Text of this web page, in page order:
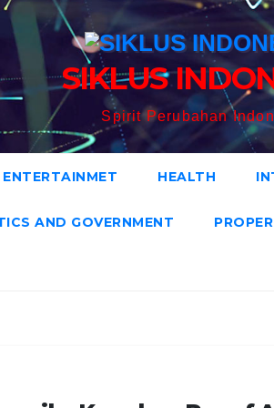
SIKLUS
Spirit Perubahan
ENTERTAINMET HEALTH
AND GOVERNMENT